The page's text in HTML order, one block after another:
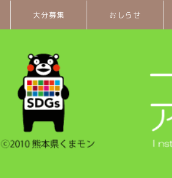
大分募集 おしらせ